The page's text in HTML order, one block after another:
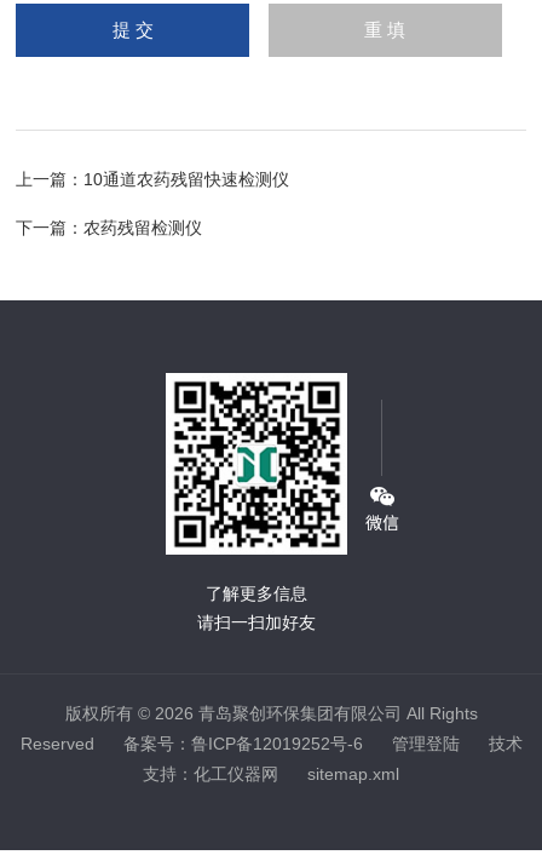
上一篇： 10通道农药残留快速检测仪
下一篇： 农药残留检测仪
了解更多信息
请扫一扫加好友
版权所有 © 2026 青岛聚创环保集团有限公司 All Rights
Reserved 备案号：鲁ICP备12019252号-6 管理登陆技术
支持： 化工仪器网 sitemap.xml